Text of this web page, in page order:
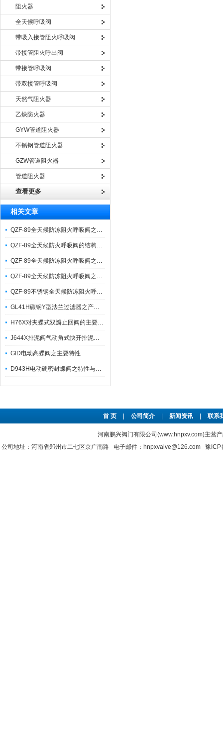
阻火器
全天候呼吸阀
带吸入接管阻火呼吸阀
带接管阻火呼出阀
带接管呼吸阀
带双接管呼吸阀
天然气阻火器
乙炔防火器
GYW管道阻火器
不锈钢管道阻火器
GZW管道阻火器
管道阻火器
查看更多
相关文章
QZF-89全天候防冻阻火呼吸阀之结构特点及其外形连接尺寸
QZF-89全天候防火呼吸阀的结构特点及技术参数
QZF-89全天候防冻阻火呼吸阀之产品结构特点与应用
QZF-89全天候防冻阻火呼吸阀之产品特点及应用
QZF-89不锈钢全天候防冻阻火呼吸阀之结构特点及操作压力等参数
GL41H碳钢Y型法兰过滤器之产品特点与过滤网目数选用参考
H76X对夹蝶式双瓣止回阀的主要特点及其外形尺寸
J644X排泥阀气动角式快开排泥阀之主要特点及其工作原理与性能
GID电动高蝶阀之主要特性
D943H电动硬密封蝶阀之特性与注意事项
首 页 公司简介 新闻资讯 联系
河南鹏兴阀门有限公司(www.hnpxv.com)主营
公司地址：河南省郑州市二七区京广南路 电子邮件：hnpxvalve@126.com 豫ICP